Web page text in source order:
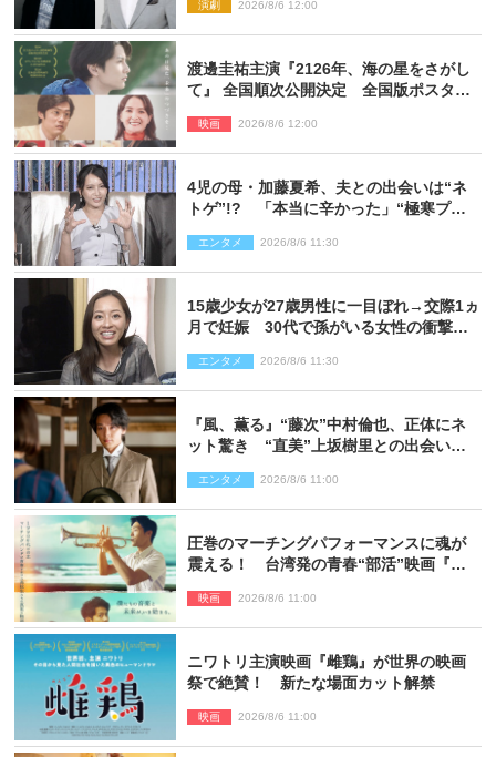
演劇 2026/8/6 12:00
渡邊圭祐主演『2126年、海の星をさがし
て』 全国順次公開決定 全国版ポスター
映画 2026/8/6 12:00
4児の母・加藤夏希、夫との出会いは“ネ
トゲ”!? 「本当に辛かった」“極寒プロ
エンタメ 2026/8/6 11:30
15歳少女が27歳男性に一目ぼれ→交際1ヵ
月で妊娠 30代で孫がいる女性の衝撃半
エンタメ 2026/8/6 11:30
『風、薫る』“藤次”中村倫也、正体にネ
ット驚き “直美”上坂樹里との出会いに
しなよ！」
エンタメ 2026/8/6 11:00
圧巻のマーチングパフォーマンスに魂が
震える！ 台湾発の青春“部活”映画『進
映画 2026/8/6 11:00
ニワトリ主演映画『雌鶏』が世界の映画
祭で絶賛！ 新たな場面カット解禁
映画 2026/8/6 11:00